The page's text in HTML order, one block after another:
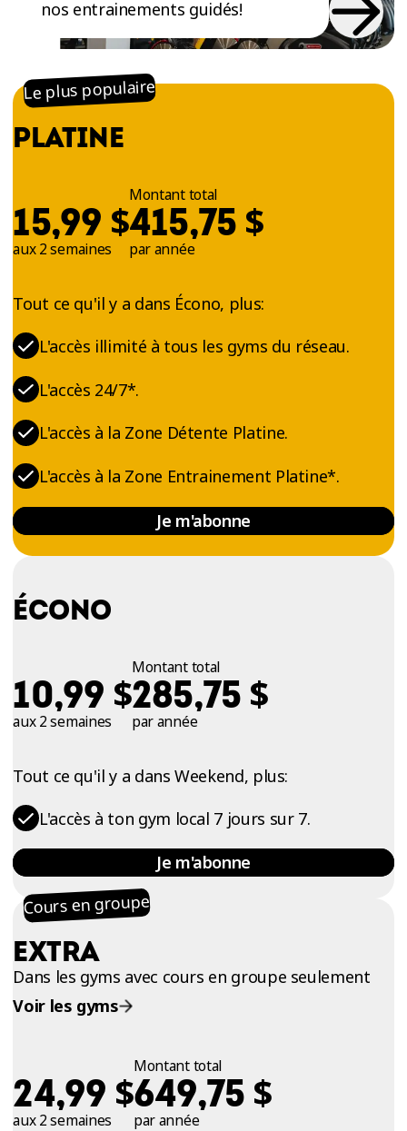
nos entrainements guidés!
ÉCONO
10,99 $
aux 2 semaines
Montant total
285,75 $
par année
Tout ce qu'il y a dans Weekend, plus:
L'accès à ton gym local 7 jours sur 7.
Je m'abonne
Le plus populaire
PLATINE
15,99 $
aux 2 semaines
Montant total
415,75 $
par année
Tout ce qu'il y a dans Écono, plus:
L'accès illimité à tous les gyms du réseau.
L'accès 24/7*.
L'accès à la Zone Détente Platine.
L'accès à la Zone Entrainement Platine*.
Je m'abonne
Cours en groupe
EXTRA
Dans les gyms avec cours en groupe seulement
Voir les gyms
24,99 $
aux 2 semaines
Montant total
649,75 $
par année